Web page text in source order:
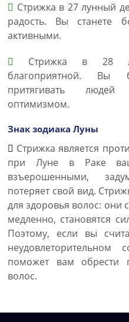
Стрижка в 27 лунный
радость. Вы станете
активными.
Стрижка в 28
благоприятной. Вы
притягивать людей
оптимизмом.
Знак зодиака Луны
Стрижка является
при Луне в Раке
взъерошенными,
потеряет свой вид.
для здоровья волос: они
медленно, становятся
Поэтому, если вы
неудовлеторительном
поможет вам обрести
волос.